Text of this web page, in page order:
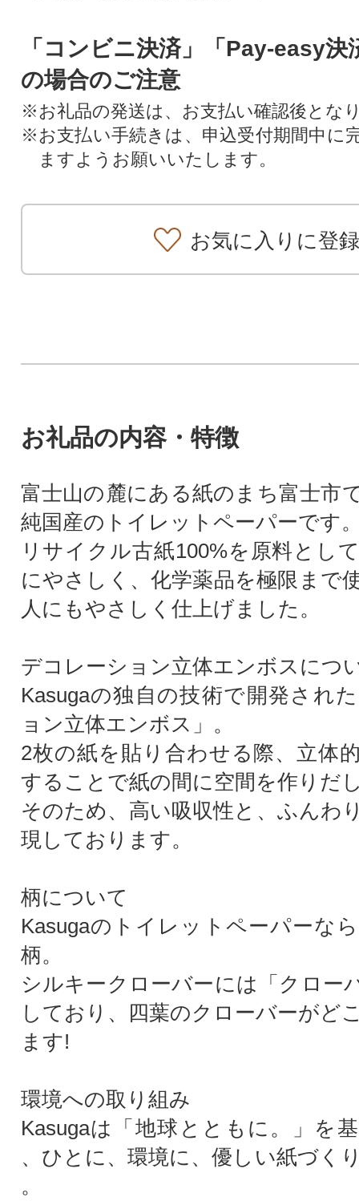
「コンビニ決済」「Pay-easy決
の場合のご注意
※お礼品の発送は、お支払い確認後とな
※お支払い手続きは、申込受付期間中に
ますようお願いいたします。
お気に入りに登録
お礼品の内容・特徴
富士山の麓にある紙のまち富士市
純国産のトイレットペーパーです
リサイクル古紙100%を原料とし
にやさしく、化学薬品を極限まで
人にもやさしく仕上げました。
デコレーション立体エンボスにつ
Kasugaの独自の技術で開発され
ョン立体エンボス」。
2枚の紙を貼り合わせる際、立体
することで紙の間に空間を作りだ
そのため、高い吸収性と、ふんわ
現しております。
柄について
Kasugaのトイレットペーパーな
柄。
シルキークローバーには「クロー
しており、四葉のクローバーがど
ます!
環境への取り組み
Kasugaは「地球とともに。」を
、ひとに、環境に、優しい紙づく
。